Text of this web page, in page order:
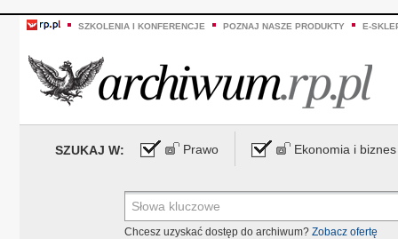
SZKOLENIA I KONFERENCJE POZNAJ NASZE PRODUKTY E-
SZUKAJ W: Prawo Ekonomia i biznes
Chcesz uzyskać dostęp do archiwum? Zobacz ofertę